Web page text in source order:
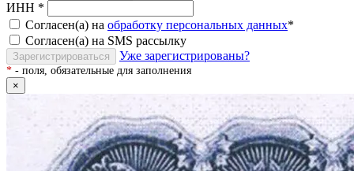
ИНН *
Согласен(а) на обработку персональных данных*
Согласен(а) на SMS рассылку
Зарегистрироваться Уже зарегистрированы?
* - поля, обязательные для заполнения
×